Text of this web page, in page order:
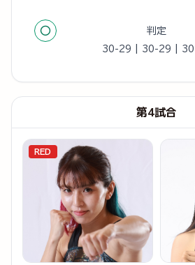
○ 判定
30-29 | 30-29 |
第4試合
RED